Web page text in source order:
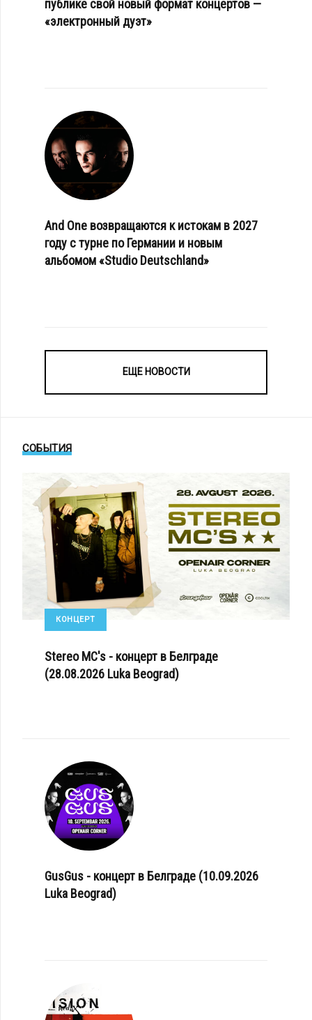
публике свой новый формат концертов —
«электронный дуэт»
And One возвращаются к истокам в 2027
году с турне по Германии и новым
альбомом «Studio Deutschland»
ЕЩЕ НОВОСТИ
СОБЫТИЯ
КОНЦЕРТ
Stereo MC's - концерт в Белграде
(28.08.2026 Luka Beograd)
GusGus - концерт в Белграде (10.09.2026
Luka Beograd)